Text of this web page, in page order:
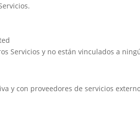
Servicios y no están vinculados a
y con proveedores de servicios